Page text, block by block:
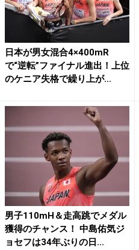
日本が男女混合4×400mR
で“逆転”ファイナル進出！上位
のケニア失格で繰り上が...
男子110mH＆走高跳でメダル
獲得のチャンス！ 中島佑気ジ
ョセフは34年ぶりの日...